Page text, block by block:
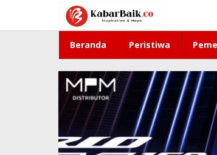
konten
Beranda Peristiwa